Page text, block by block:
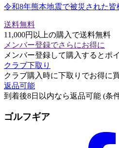
令和8年熊本地震で被災された皆
送料無料
11,000円以上の購入で送料無料
メンバー登録でさらにお得に
メンバー登録して購入するとポ
クラブ下取り
クラブ購入時に下取りでお得に
返品可能
到着後8日以内なら返品可能 (条
ゴルフギア